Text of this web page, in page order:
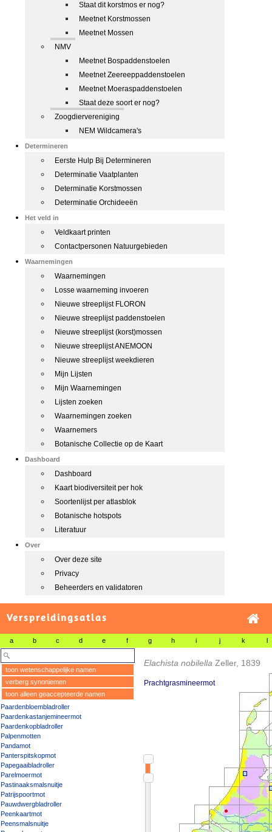
Staat dit korstmos er nog?
Meetnet Korstmossen
Meetnet Mossen
NMV
Meetnet Bospaddenstoelen
Meetnet Zeereeppaddenstoelen
Meetnet Moeraspaddenstoelen
Staat deze soort er nog?
Zoogdiervereniging
NEM Wildcamera's
Determineren
Eerste Hulp Bij Determineren
Determinatie Vaatplanten
Determinatie Korstmossen
Determinatie Orchideeën
Het veld in
Veldkaart printen
Contactpersonen Natuurgebieden
Waarnemingen
Waarnemingen
Losse waarneming invoeren
Nieuwe streeplijst FLORON
Nieuwe streeplijst paddenstoelen
Nieuwe streeplijst (korst)mossen
Nieuwe streeplijst ANEMOON
Nieuwe streeplijst weekdieren
Mijn Lijsten
Mijn Waarnemingen
Lijsten zoeken
Waarnemingen zoeken
Waarnemers
Botanische Collectie op de Kaart
Dashboard
Dashboard
Kaart biodiversiteit per hok
Soortenlijst per atlasblok
Botanische hotspots
Literatuur
Over
Over deze site
Privacy
Beheerders en validatoren
Verspreidingsatlas
a b c d e f g h i j k l
toon wetenschappelijke namen
verberg synoniemen
toon alleen geaccepteerde namen
Paardenbloembladroller
Paardenkastanjemineermot
Paardenkopbladroller
Palpenmotten
Pandamot
Panterspitskopmot
Papegaaibladroller
Parelmoermot
Pastinaaksmalsnuitje
Patrijspoortmot
Pauwdwergbladroller
Peenkaartmot
Peensmalsnuitje
Elachista nobilella Zeller, 1839
Prachtgrasmineermot